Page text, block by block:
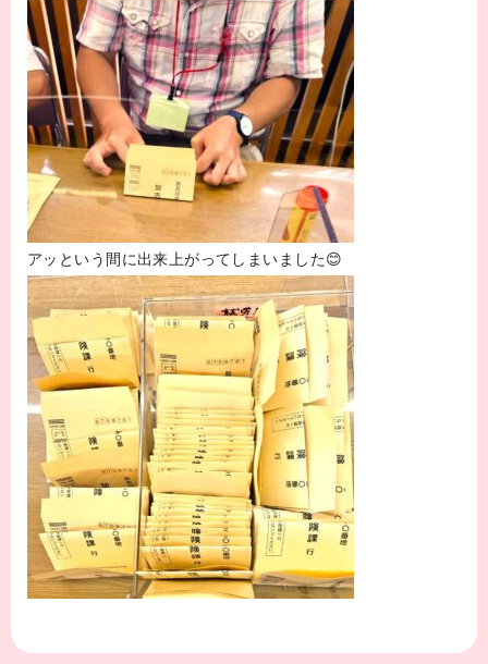
アッという間に出来上がってしまいました😊